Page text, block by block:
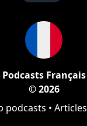
Podcasts Français
© 2026
podcasts • Articles